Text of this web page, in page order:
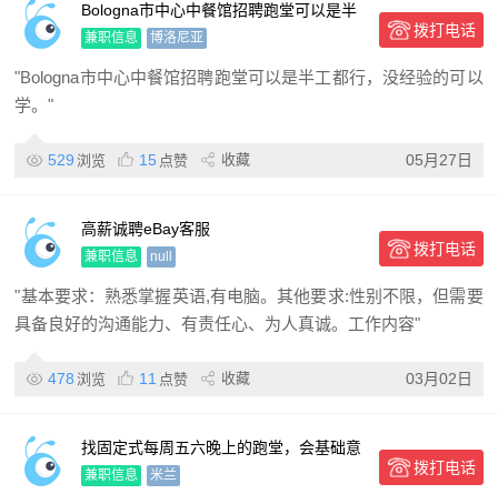
Bologna市中心中餐馆招聘跑堂可以是半
工都行，没经验的可以学。
兼职信息 博洛尼亚 拨打电话
"Bologna市中心中餐馆招聘跑堂可以是半工都行，没经验的可以
学。"
529 浏览 15 点赞 收藏 05月27日
高薪诚聘eBay客服
兼职信息 null 拨打电话
"基本要求：熟悉掌握英语,有电脑。其他要求:性别不限，但需要
具备良好的沟通能力、有责任心、为人真诚。工作内容"
478 浏览 11 点赞 收藏 03月02日
找固定式每周五六晚上的跑堂，会基础意
大利语，餐馆位于Legnano火车站
兼职信息 米兰 拨打电话